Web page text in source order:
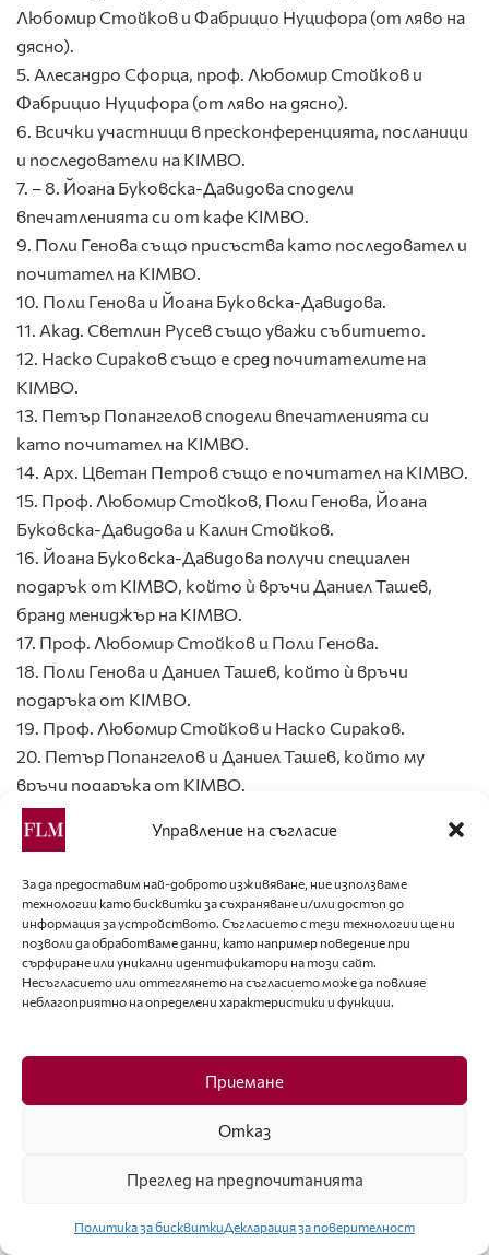
Управление на съгласие
За да предоставим най-доброто изживяване, ние използваме
технологии като бисквитки за съхраняване и/или достъп до
информация за устройството. Съгласието с тези технологии ще ни
позволи да обработваме данни, като например поведение при
сърфиране или уникални идентификатори на този сайт.
Несъгласието или оттеглянето на съгласието може да повлияе
неблагоприятно на определени характеристики и функции.
Приемане
Отказ
Преглед на предпочитанията
Политика за бисквиткиДекларация за поверителност
Любомир Стойков и Фабрицио Нуцифора (от ляво на
дясно).
5. Алесандро Сфорца, проф. Любомир Стойков и
Фабрицио Нуцифора (от ляво на дясно).
6. Всички участници в пресконференцията, посланици
и последователи на KIMBO.
7. – 8. Йоана Буковска-Давидова сподели
впечатленията си от кафе KIMBO.
9. Поли Генова също присъства като последовател и
почитател на KIMBO.
10. Поли Генова и Йоана Буковска-Давидова.
11. Акад. Светлин Русев също уважи събитието.
12. Наско Сираков също е сред почитателите на
KIMBO.
13. Петър Попангелов сподели впечатленията си
като почитател на KIMBO.
14. Арх. Цветан Петров също е почитател на KIMBO.
15. Проф. Любомир Стойков, Поли Генова, Йоана
Буковска-Давидова и Калин Стойков.
16. Йоана Буковска-Давидова получи специален
подарък от KIMBO, който ѝ връчи Даниел Ташев,
бранд мениджър на KIMBO.
17. Проф. Любомир Стойков и Поли Генова.
18. Поли Генова и Даниел Ташев, който ѝ връчи
подаръка от KIMBO.
19. Проф. Любомир Стойков и Наско Сираков.
20. Петър Попангелов и Даниел Ташев, който му
връчи подаръка от KIMBO.
21. Акад. Светлин Русев, Лиляна Лазарова и проф.
Любомир Стойков (от ляво на дясно).
23. Снимка от събитието.
Фото: © Антон Марков / От игла до конец: 1 – 10, 13,
15, 17, 19, 21 и 22
Фото: © Хайлайф / От игла до конец: 11, 12, 14, 16, 18,